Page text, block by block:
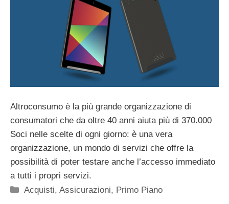
Altroconsumo è la più grande organizzazione di
consumatori che da oltre 40 anni aiuta più di 370.000
Soci nelle scelte di ogni giorno: è una vera
organizzazione, un mondo di servizi che offre la
possibilità di poter testare anche l’accesso immediato
a tutti i propri servizi.
Categorie
Acquisti,Assicurazioni, Primo Piano